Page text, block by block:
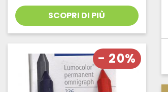
da
€150,00
a
€180,00
SCOPRI DI PIÙ
- 20%